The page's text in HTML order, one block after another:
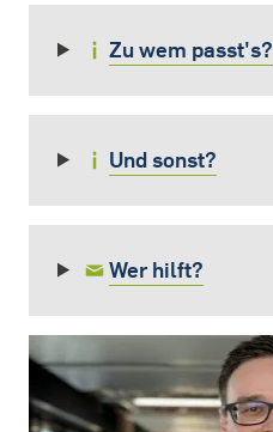
Zu wem passt's?
Und sonst?
Wer hilft?